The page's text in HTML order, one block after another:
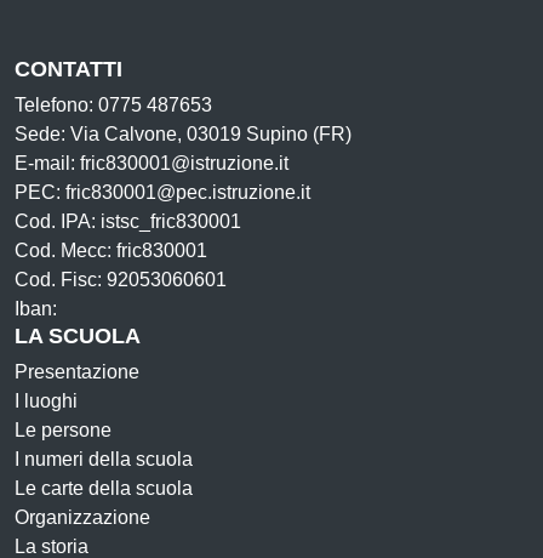
CONTATTI
Telefono: 0775 487653
Sede: Via Calvone, 03019 Supino (FR)
E-mail: fric830001@istruzione.it
PEC: fric830001@pec.istruzione.it
Cod. IPA: istsc_fric830001
Cod. Mecc: fric830001
Cod. Fisc: 92053060601
Iban:
LA SCUOLA
Presentazione
I luoghi
Le persone
I numeri della scuola
Le carte della scuola
Organizzazione
La storia